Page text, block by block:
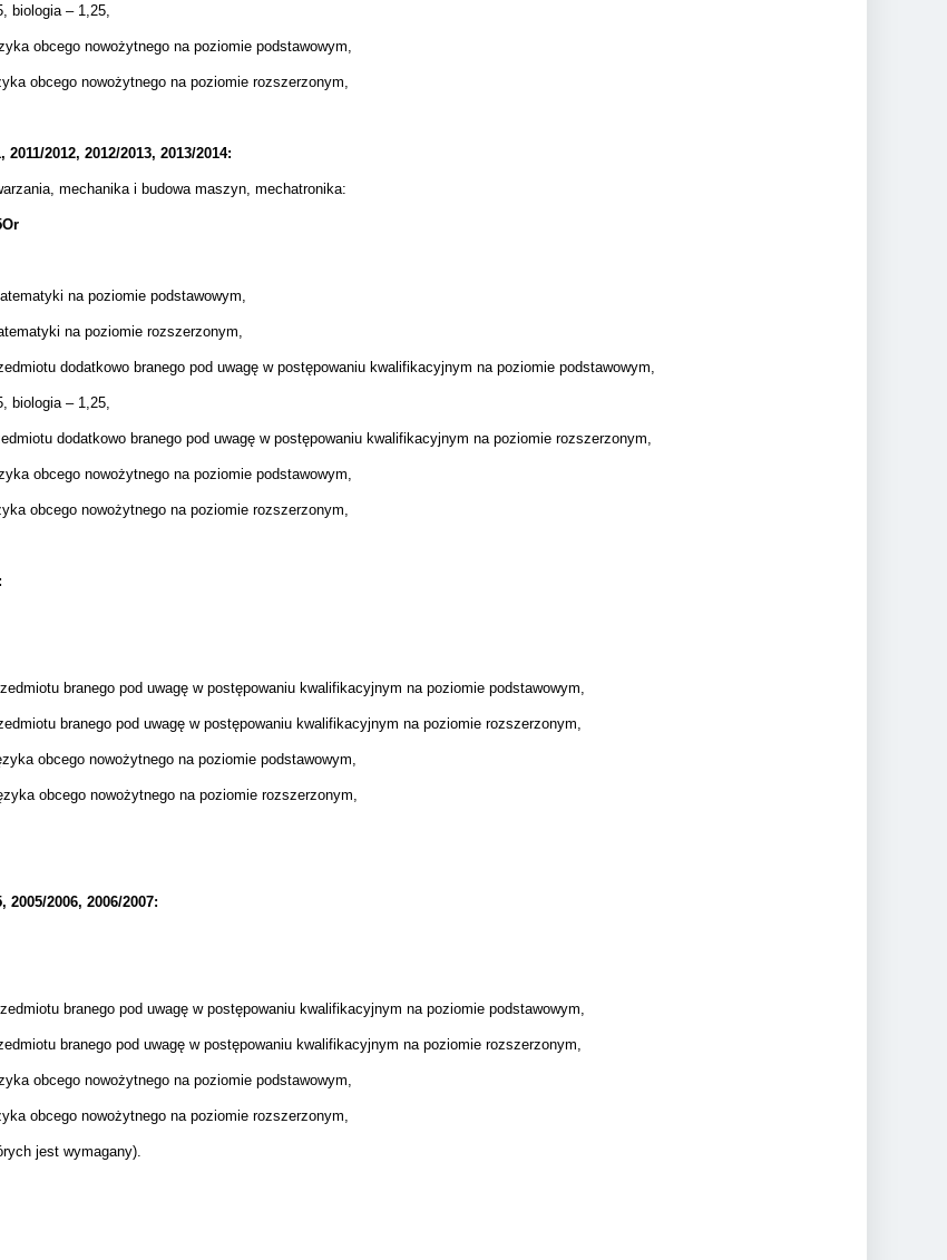
biologia – 1,25,
obcego nowożytnego na poziomie podstawowym,
obcego nowożytnego na poziomie rozszerzonym,
2012, 2012/2013, 2013/2014:
mechanika i budowa maszyn, mechatronika:
na poziomie podstawowym,
na poziomie rozszerzonym,
dodatkowo branego pod uwagę w postępowaniu kwalifikacyjnym na poziomie podstawowym,
biologia – 1,25,
dodatkowo branego pod uwagę w postępowaniu kwalifikacyjnym na poziomie rozszerzonym,
obcego nowożytnego na poziomie podstawowym,
obcego nowożytnego na poziomie rozszerzonym,
branego pod uwagę w postępowaniu kwalifikacyjnym na poziomie podstawowym,
branego pod uwagę w postępowaniu kwalifikacyjnym na poziomie rozszerzonym,
obcego nowożytnego na poziomie podstawowym,
obcego nowożytnego na poziomie rozszerzonym,
2006, 2006/2007:
branego pod uwagę w postępowaniu kwalifikacyjnym na poziomie podstawowym,
branego pod uwagę w postępowaniu kwalifikacyjnym na poziomie rozszerzonym,
obcego nowożytnego na poziomie podstawowym,
obcego nowożytnego na poziomie rozszerzonym,
jest wymagany).